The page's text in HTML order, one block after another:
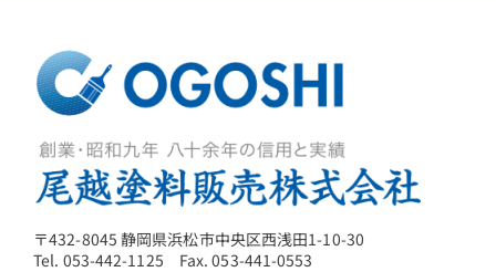
〒432-8045 静岡県浜松市中央区西浅田1-10-30
Tel. 053-442-1125 Fax. 053-441-0553